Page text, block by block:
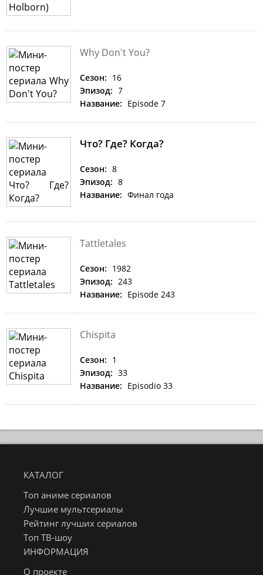
Why Don't You?
Сезон: 16
Эпизод: 7
Название: Episode 7
Что? Где? Когда?
Сезон: 8
Эпизод: 8
Название: Финал года
Tattletales
Сезон: 1982
Эпизод: 243
Название: Episode 243
Chispita
Сезон: 1
Эпизод: 33
Название: Episodio 33
КАТАЛОГ
Топ аниме сериалов
Лучшие мультсериалы
Рейтинг лучших сериалов
Топ ТВ-шоу
ИНФОРМАЦИЯ
О проекте